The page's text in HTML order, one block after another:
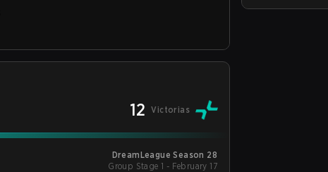
12 Victorias
DreamLeague Season 28
Group Stage 1 - February 17